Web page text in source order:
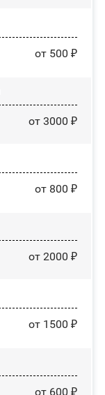
от 500 ₽
от 3000 ₽
от 800 ₽
от 2000 ₽
от 1500 ₽
от 600 ₽